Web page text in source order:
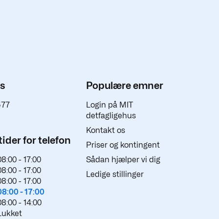
for telefon
- 17:00
- 17:00
- 17:00
-17:00
- 14:00
Populære emner
Login på MIT
detfagligehus
Kontakt os
Priser og kontingent
Sådan hjælper vi dig
Ledige stillinger